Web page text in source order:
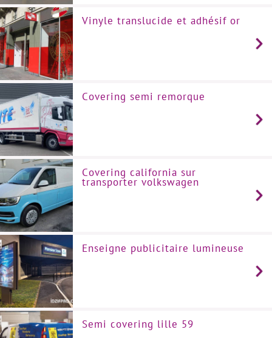
Vinyle translucide et adhésif or
Covering semi remorque
Covering california sur
transporter volkswagen
Enseigne publicitaire lumineuse
Semi covering lille 59